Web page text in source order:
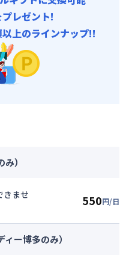
レゼント!
上のラインナップ!!
）
きませ
550円/日
ー博多のみ）